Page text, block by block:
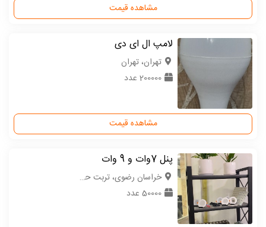
مشاهده قیمت
لامپ ال ای دی
تهران، تهران
200000 عدد
مشاهده قیمت
پنل 7وات و 9 وات
خراسان رضوی، تربت حیدریه
50000 عدد